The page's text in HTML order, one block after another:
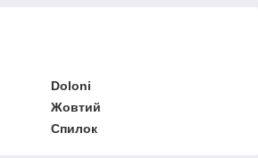
Doloni
Жовтий
Спилок